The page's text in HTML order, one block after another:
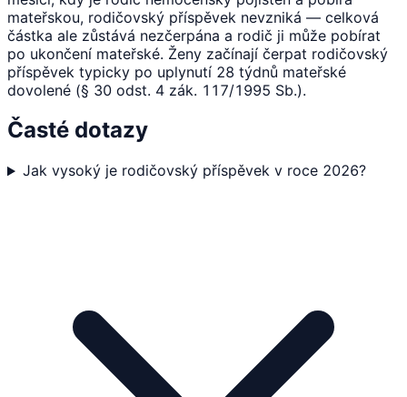
mateřskou, rodičovský příspěvek nevzniká — celková
částka ale zůstává nezčerpána a rodič ji může pobírat
po ukončení mateřské. Ženy začínají čerpat rodičovský
příspěvek typicky po uplynutí 28 týdnů mateřské
dovolené (§ 30 odst. 4 zák. 117/1995 Sb.).
Časté dotazy
Jak vysoký je rodičovský příspěvek v roce 2026?